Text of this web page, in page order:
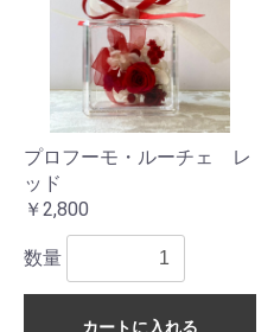
プロフーモ・ルーチェ レ
ッド
￥2,800
数量
カートに入れる